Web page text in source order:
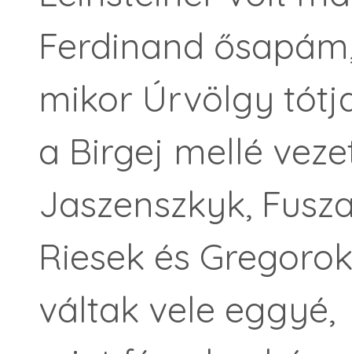
Ferdinand
mikor Úrvölgy
a Birgej mellé
Jaszenszkyk,
Riesek és Gregorok
váltak vele eggyé,